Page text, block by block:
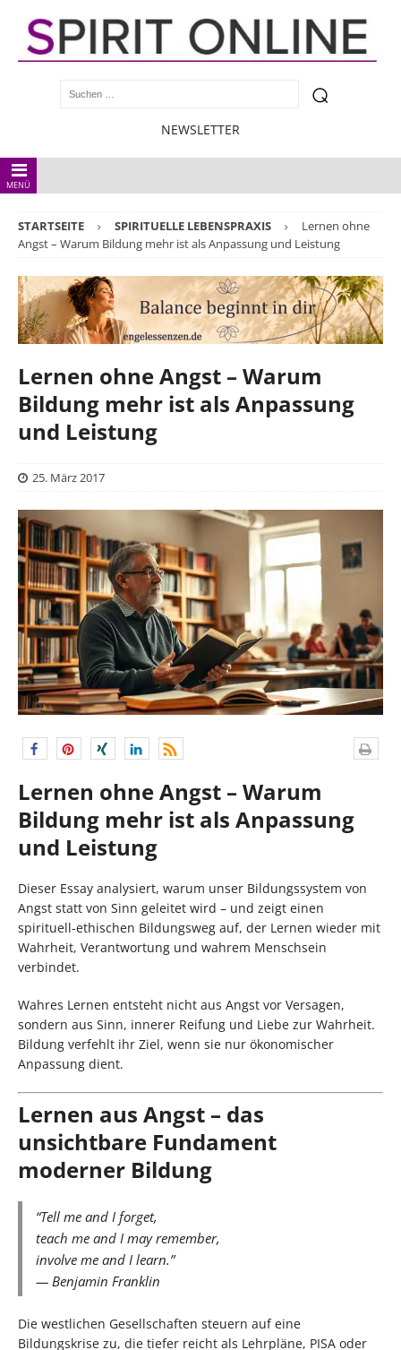
NEWSLETTER
MENÜ
STARTSEITE SPIRITUELLE LEBENSPRAXIS
Lernen ohne
Angst – Warum Bildung mehr ist als Anpassung und Leistung
Lernen ohne Angst – Warum
Bildung mehr ist als Anpassung
und Leistung
25. März 2017
Lernen ohne Angst – Warum
Bildung mehr ist als Anpassung
und Leistung
Dieser Essay analysiert, warum unser Bildungssystem von
Angst statt von Sinn geleitet wird – und zeigt einen
spirituell-ethischen Bildungsweg auf, der Lernen wieder mit
Wahrheit, Verantwortung und wahrem Menschsein
verbindet.
Wahres Lernen entsteht nicht aus Angst vor Versagen,
sondern aus Sinn, innerer Reifung und Liebe zur Wahrheit.
Bildung verfehlt ihr Ziel, wenn sie nur ökonomischer
Anpassung dient.
Lernen aus Angst – das
unsichtbare Fundament
moderner Bildung
“Tell me and I forget,
teach me and I may remember,
involve me and I learn.”
— Benjamin Franklin
Die westlichen Gesellschaften steuern auf eine
Bildungskrise zu, die tiefer reicht als Lehrpläne, PISA oder